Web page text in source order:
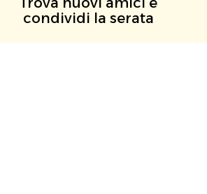
condividi la serata